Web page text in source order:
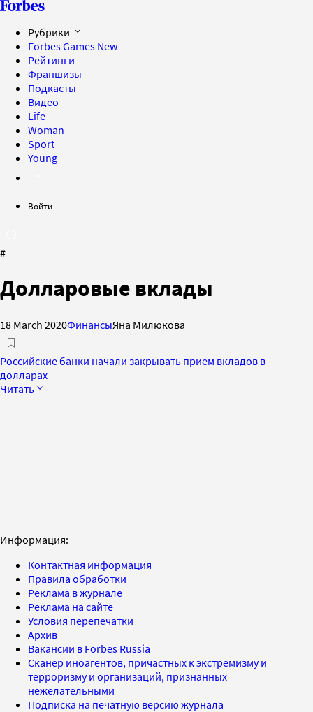
Рубрики
Forbes Games New
Рейтинги
Франшизы
Подкасты
Видео
Life
Woman
Sport
Young
Войти
#
Долларовые вклады
18 March 2020ФинансыЯна Милюкова
Российские банки начали закрывать прием вкладов в
долларах
Читать
Информация:
Контактная информация
Правила обработки
Реклама в журнале
Реклама на сайте
Условия перепечатки
Архив
Вакансии в Forbes Russia
Сканер иноагентов, причастных к экстремизму и
терроризму и организаций, признанных
нежелательными
Подписка на печатную версию журнала